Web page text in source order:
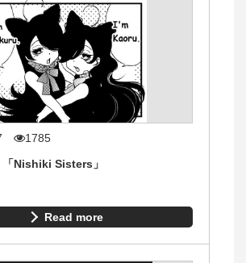
1785
Nishiki Sisters」
Read more